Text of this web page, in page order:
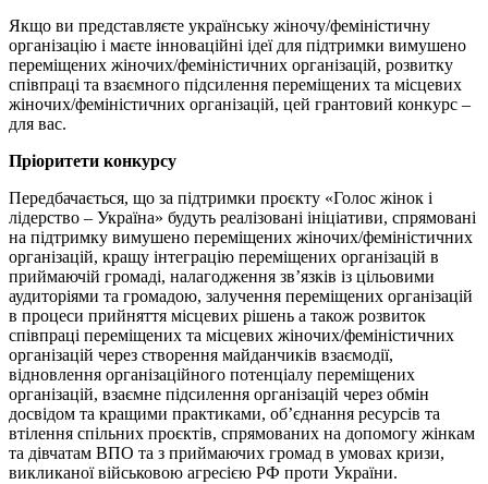
Якщо ви представляєте українську жіночу/феміністичну
організацію і маєте інноваційні ідеї для підтримки вимушено
переміщених жіночих/феміністичних організацій, розвитку
співпраці та взаємного підсилення переміщених та місцевих
жіночих/феміністичних організацій, цей грантовий конкурс –
для вас.
Пріоритети конкурсу
Передбачається, що за підтримки проєкту «Голос жінок і
лідерство – Україна» будуть реалізовані ініціативи, спрямовані
на підтримку вимушено переміщених жіночих/феміністичних
організацій, кращу інтеграцію переміщених організацій в
приймаючій громаді, налагодження зв’язків із цільовими
аудиторіями та громадою, залучення переміщених організацій
в процеси прийняття місцевих рішень а також розвиток
співпраці переміщених та місцевих жіночих/феміністичних
організацій через створення майданчиків взаємодії,
відновлення організаційного потенціалу переміщених
організацій, взаємне підсилення організацій через обмін
досвідом та кращими практиками, об’єднання ресурсів та
втілення спільних проєктів, спрямованих на допомогу жінкам
та дівчатам ВПО та з приймаючих громад в умовах кризи,
викликаної військовою агресією РФ проти України.